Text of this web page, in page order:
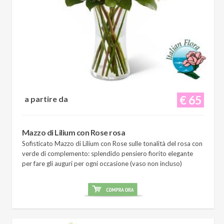
€ 65
a partire da
Mazzo di Lilium con Rose rosa
Sofisticato Mazzo di Lilium con Rose sulle tonalità del rosa con
verde di complemento: splendido pensiero fiorito elegante
per fare gli auguri per ogni occasione (vaso non incluso)